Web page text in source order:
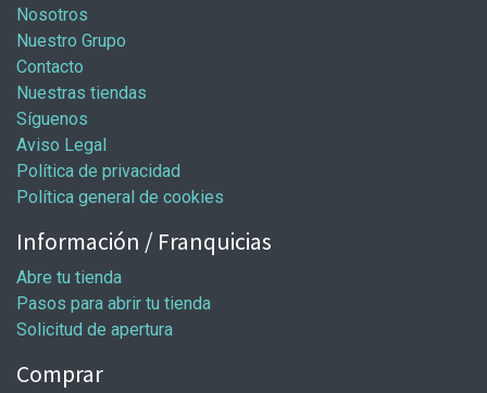
Nosotros
Nuestro Grupo
Contacto
Nuestras tiendas
Síguenos
Aviso Legal
Política de privacidad
Política general de cookies
Información / Franquicias
Abre tu tienda
Pasos para abrir tu tienda
Solicitud de apertura
Comprar